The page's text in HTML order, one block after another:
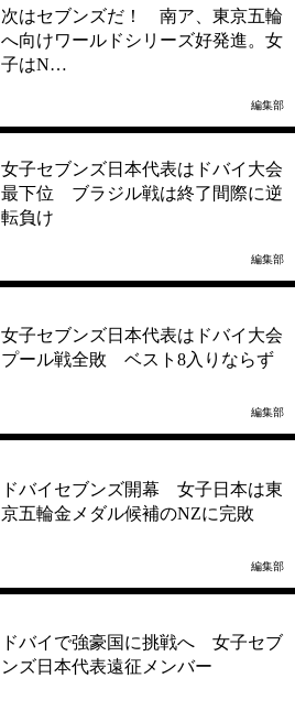
次はセブンズだ！ 南ア、東京五輪
へ向けワールドシリーズ好発進。女
子はN…
編集部
女子セブンズ日本代表はドバイ大会
最下位 ブラジル戦は終了間際に逆
転負け
編集部
女子セブンズ日本代表はドバイ大会
プール戦全敗 ベスト8入りならず
編集部
ドバイセブンズ開幕 女子日本は東
京五輪金メダル候補のNZに完敗
編集部
ドバイで強豪国に挑戦へ 女子セブ
ンズ日本代表遠征メンバー